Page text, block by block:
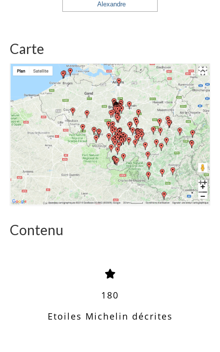
Alexandre
Carte
Contenu
180
Etoiles Michelin décrites